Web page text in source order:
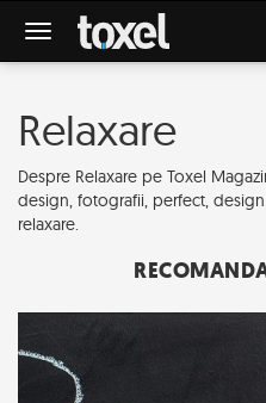
Meniu
Relaxare
Despre Relaxare pe Toxel
design, fotografii, perfect,
relaxare.